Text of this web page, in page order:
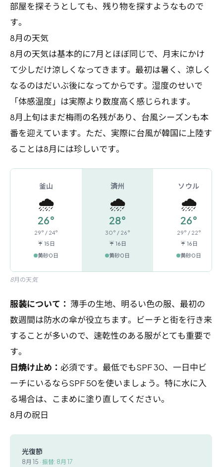
部屋を探そうとしても、残り物を探すようなもので
す。
8月の天気
8月の天気は基本的に7月とほぼ同じで、月末にかけ
て少しだけ涼しくなってきます。最初は暑く、涼しく
なるのはだいぶ後になってからです。湿度のせいで
「体感温度」は実際より数度高く感じられます。
8月上旬はまだ梅雨の名残があり、台風シーズンも本
番を迎えています。ただ、実際に台風が韓国に上陸す
ることは8月には珍しいです。
釜山
🌧️
26°
29° / 24°
☔ 15日
黄砂0日
済州
🌧️
28°
30° / 26°
☔ 16日
黄砂0日
ソウル
🌧️
26°
29° / 22°
☔ 16日
黄砂0日
8月の天気
服装について： 薄手の生地、明るい色の服、最初の
数週間は防水の傘が役立ちます。ビーチと街を行き来
することが多いので、速乾性のある服がとても重要で
す。
日焼け止め： 必須です。最低でもSPF 30、一日中ビ
ーチにいるならSPF 50を使いましょう。特に水に入
る場合は、こまめに塗り直してください。
8月の祝日
光復節
8月 15 · 振替: 8月 17